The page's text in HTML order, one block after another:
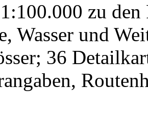
zu
Wasser und
36